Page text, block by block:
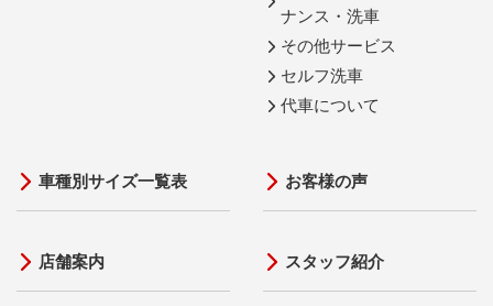
ナンス・洗車
その他サービス
セルフ洗車
代車について
車種別サイズ一覧表
店舗案内
お客様の声
スタッフ紹介